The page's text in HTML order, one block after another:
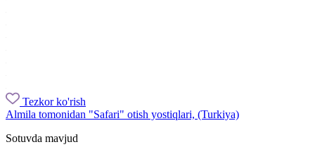
Tezkor ko'rish
Almila tomonidan "Safari" otish yostiqlari, (Turkiya)
Sotuvda mavjud